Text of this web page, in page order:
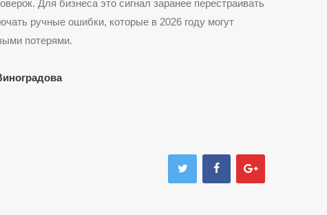
Для бизнеса это сигнал заранее перестраивать
ручные ошибки, которые в 2026 году могут
потерями.